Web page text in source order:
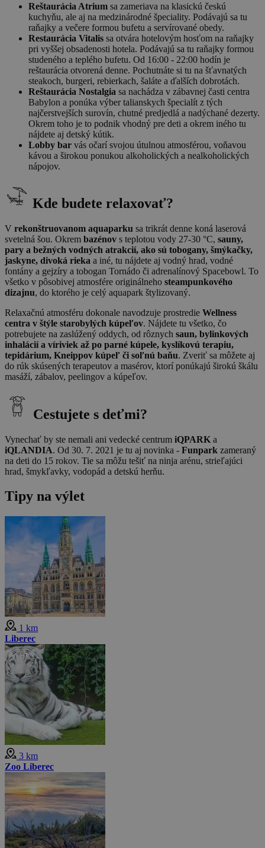
Reštaurácia Atrium sa zameriava na klasickú českú
kuchyňu, ale aj na medzinárodné špeciality. Podávajú sa tu
raňajky a večere formou bufetu a servírované obedy.
Restaurácia Vitalis sa otvára hotelovým hosťom na raňajky
pri vyššej obsadenosti hotela. Podávajú sa tu raňajky formou
studeného a teplého bufetu. Od 16:00 - 22:00 hodín je
reštaurácia otvorená denne. Pochutnáte si tu na šťavnatých
steakoch, burgeri, rebierkach, šaláte a ďalších dobrotách.
Reštaurácia Nostalgia sa nachádza v zábavnej časti centra
Babylon a ponúka výber talianskych špecialít z tých
najčerstvejších surovín, chutné predjedlá a nadýchané dezerty.
Okrem toho je to podnik vhodný pre deti a okrem iného tu
nájdete aj detský kútik.
Lobby bar vás očarí svojou útulnou atmosférou, voňavou
kávou a širokou ponukou alkoholických a nealkoholických
nápojov.
Kde budete relaxovať?
V rekonštruovanom aquaparku sa trikrát denne koná laserová
svetelná šou. Okrem bazénov s teplotou vody 27-30 °C, sauny,
pary a bežných vodných atrakcií, ako sú tobogany, šmýkačky,
jaskyne, divoká rieka a iné, tu nájdete aj vodný hrad, vodné
fontány a gejzíry a tobogan Tornádo či adrenalínový Spacebowl. To
všetko v pôsobivej atmosfére originálneho steampunkového
dizajnu, do ktorého je celý aquapark štylizovaný.
Relaxačnú atmosféru dokonale navodzuje prostredie Wellness
centra v štýle starobylých kúpeľov. Nájdete tu všetko, čo
potrebujete na zaslúžený oddych, od rôznych saun, bylinkových
inhalácií a víriviek až po parné kúpele, kyslíkovú terapiu,
tepidárium, Kneippov kúpeľ či soľnú baňu. Zveriť sa môžete aj
do rúk skúsených terapeutov a masérov, ktorí ponúkajú širokú škálu
masáží, zábalov, peelingov a kúpeľov.
Cestujete s deťmi?
Vynechať by ste nemali ani vedecké centrum iQPARK a
iQLANDIA. Od 30. 7. 2021 je tu aj novinka - Funpark zameraný
na deti do 15 rokov. Tie sa môžu tešiť na ninja arénu, strieľajúci
hrad, šmykľavky, vodopád a detskú herňu.
Tipy na výlet
1 km
Liberec
3 km
Zoo Liberec